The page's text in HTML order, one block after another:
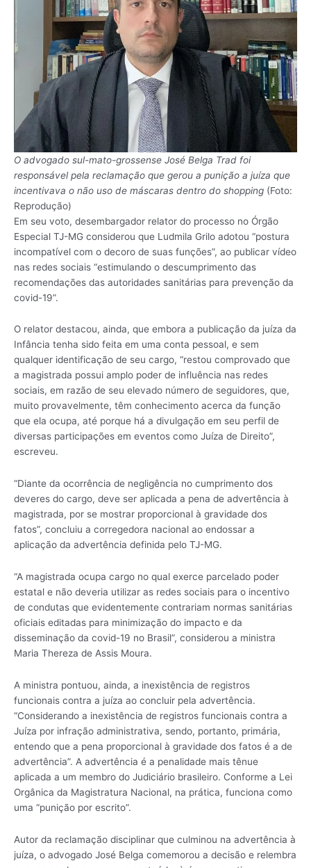
O advogado sul-mato-grossense José Belga Trad foi
responsável pela reclamação que gerou a punição a juíza que
incentivava o não uso de máscaras dentro do shopping (Foto:
Reprodução)
Em seu voto, desembargador relator do processo no Órgão
Especial TJ-MG considerou que Ludmila Grilo adotou “postura
incompatível com o decoro de suas funções”, ao publicar vídeo
nas redes sociais “estimulando o descumprimento das
recomendações das autoridades sanitárias para prevenção da
covid-19”.
O relator destacou, ainda, que embora a publicação da juíza da
Infância tenha sido feita em uma conta pessoal, e sem
qualquer identificação de seu cargo, “restou comprovado que
a magistrada possui amplo poder de influência nas redes
sociais, em razão de seu elevado número de seguidores, que,
muito provavelmente, têm conhecimento acerca da função
que ela ocupa, até porque há a divulgação em seu perfil de
diversas participações em eventos como Juíza de Direito”,
escreveu.
“Diante da ocorrência de negligência no cumprimento dos
deveres do cargo, deve ser aplicada a pena de advertência à
magistrada, por se mostrar proporcional à gravidade dos
fatos”, concluiu a corregedora nacional ao endossar a
aplicação da advertência definida pelo TJ-MG.
“A magistrada ocupa cargo no qual exerce parcelado poder
estatal e não deveria utilizar as redes sociais para o incentivo
de condutas que evidentemente contrariam normas sanitárias
oficiais editadas para minimização do impacto e da
disseminação da covid-19 no Brasil”, considerou a ministra
Maria Thereza de Assis Moura.
A ministra pontuou, ainda, a inexistência de registros
funcionais contra a juíza ao concluir pela advertência.
“Considerando a inexistência de registros funcionais contra a
Juíza por infração administrativa, sendo, portanto, primária,
entendo que a pena proporcional à gravidade dos fatos é a de
advertência”. A advertência é a penalidade mais tênue
aplicada a um membro do Judiciário brasileiro. Conforme a Lei
Orgânica da Magistratura Nacional, na prática, funciona como
uma “punição por escrito”.
Autor da reclamação disciplinar que culminou na advertência à
juíza, o advogado José Belga comemorou a decisão e relembra